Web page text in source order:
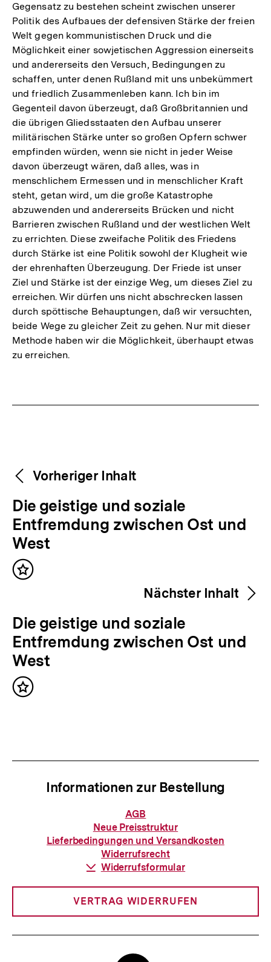
Gegensatz zu bestehen scheint zwischen unserer
Politik des Aufbaues der defensiven Stärke der freien
Welt gegen kommunistischen Druck und die
Möglichkeit einer sowjetischen Aggression einerseits
und andererseits den Versuch, Bedingungen zu
schaffen, unter denen Rußland mit uns unbekümmert
und friedlich Zusammenleben kann. Ich bin im
Gegenteil davon überzeugt, daß Großbritannien und
die übrigen Gliedsstaaten den Aufbau unserer
militärischen Stärke unter so großen Opfern schwer
empfinden würden, wenn sie nicht in jeder Weise
davon überzeugt wären, daß alles, was in
menschlichem Ermessen und in menschlicher Kraft
steht, getan wird, um die große Katastrophe
abzuwenden und andererseits Brücken und nicht
Barrieren zwischen Rußland und der westlichen Welt
zu errichten. Diese zweifache Politik des Friedens
durch Stärke ist eine Politik sowohl der Klugheit wie
der ehrenhaften Überzeugung. Der Friede ist unser
Ziel und Stärke ist der einzige Weg, um dieses Ziel zu
erreichen. Wir dürfen uns nicht abschrecken lassen
durch spöttische Behauptungen, daß wir versuchten,
beide Wege zu gleicher Zeit zu gehen. Nur mit dieser
Methode haben wir die Möglichkeit, überhaupt etwas
zu erreichen.
Weitere
Inhalte
Content-
Navigation
Vorheriger Inhalt
V
o
r
h
e
i
g
e
r
I
Die geistige und soziale
Entfremdung zwischen Ost und
West
Inhalt
Nächster Inhalt
N
ä
c
h
s
:
Die geistige und soziale
Entfremdung zwischen Ost und
West
Inhalt
Informationen zur Bestellung
Informationen
zur
Bestellung
AGB
Neue Preisstruktur
Lieferbedingungen und Versandkosten
Widerrufsrecht
Download-
Widerrufsformular
VERTRAG WIDERRUFEN